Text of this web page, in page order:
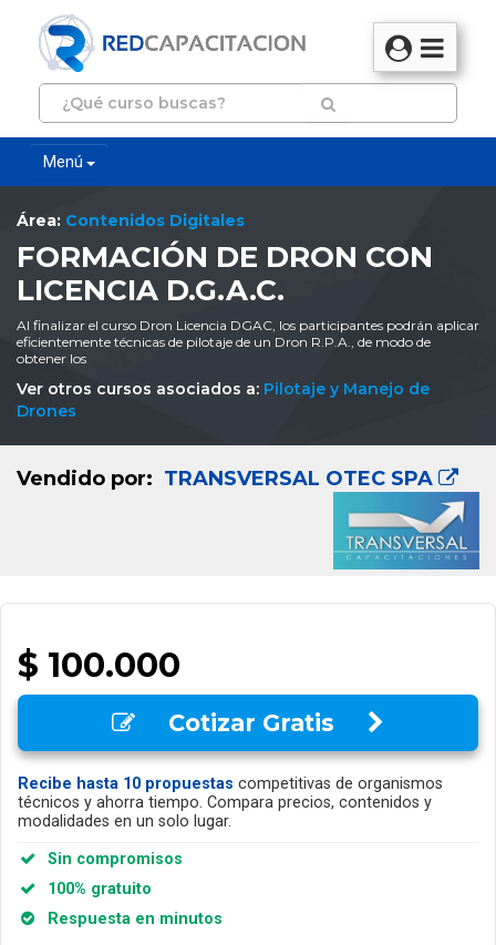
Menú
Área: Contenidos Digitales
FORMACIÓN DE DRON CON
LICENCIA D.G.A.C.
Al finalizar el curso Dron Licencia DGAC, los participantes podrán aplicar
eficientemente técnicas de pilotaje de un Dron R.P.A., de modo de
obtener los
Ver otros cursos asociados a: Pilotaje y Manejo de
Drones
Vendido por: TRANSVERSAL OTEC SPA
$ 100.000
Cotizar Gratis
Recibe hasta 10 propuestas competitivas de organismos
técnicos y ahorra tiempo. Compara precios, contenidos y
modalidades en un solo lugar.
Sin compromisos
100% gratuito
Respuesta en minutos